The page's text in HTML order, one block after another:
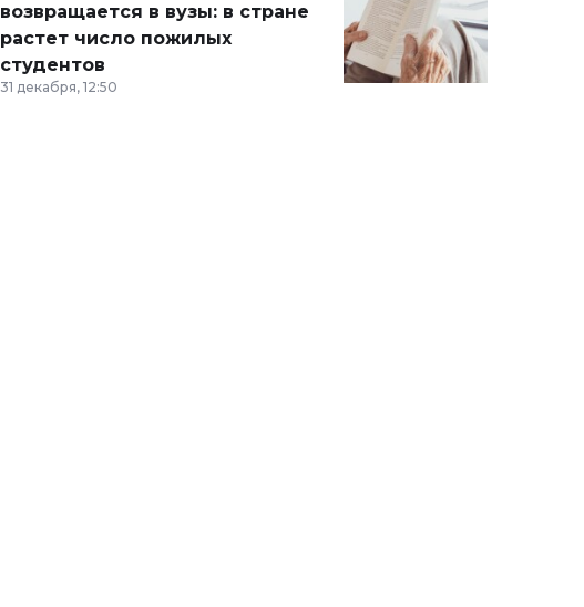
возвращается в вузы: в стране
растет число пожилых
студентов
31 декабря, 12:50